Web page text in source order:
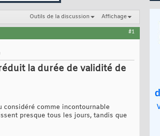
Outils de la discussion Affichage
#1
la durée de validité de
comme incontournable
presque tous les jours, tandis que